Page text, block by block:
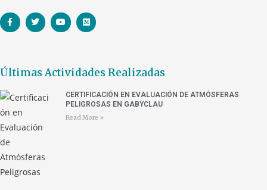
Últimas Actividades Realizadas
CERTIFICACIÓN EN EVALUACIÓN DE ATMÓSFERAS
PELIGROSAS EN GABYCLAU
Read More »